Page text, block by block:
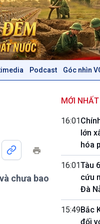
Podcast Góc nhìn
Dòng chảy Kinh tế
Khởi nghiệp
Tuyên chiến với gian lận
chưa bao
MỚI NHẤT
16:01
lớn
hóa
16:01Tàu
cứu
Đà
15:49Bắc
đối